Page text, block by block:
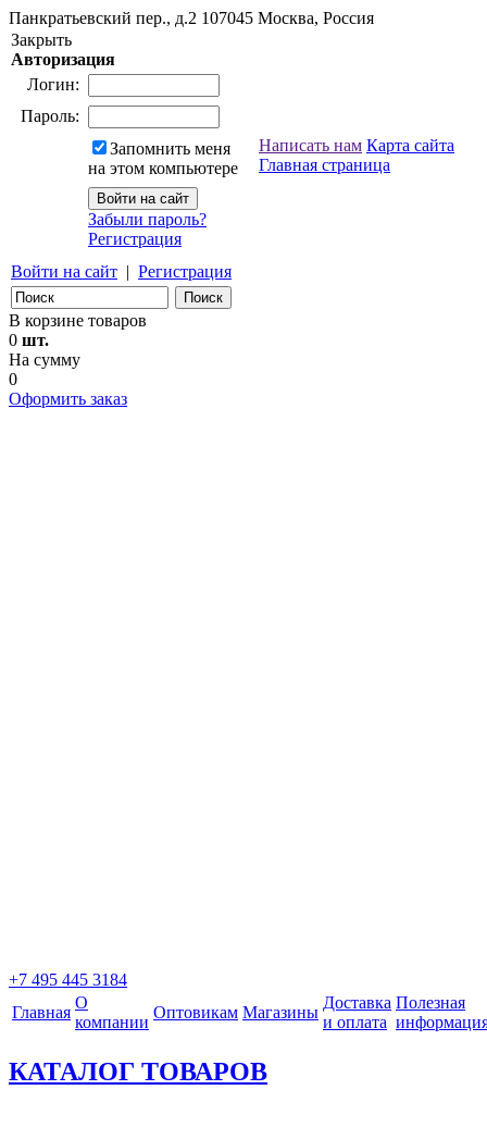
Панкратьевский пер., д.2 107045 Москва, Россия
Закрыть
Авторизация
Логин:
Пароль:
Запомнить меня
на этом компьютере
Забыли пароль?
Регистрация
Войти на сайт | Регистрация
Написать нам Карта сайта
Главная страница
В корзине товаров
0 шт.
На сумму
0
Оформить заказ
+7 495 445 3184
Главная
О
компании
Оптовикам Магазины
Доставка
и оплата
Полезная
КАТАЛОГ ТОВАРОВ